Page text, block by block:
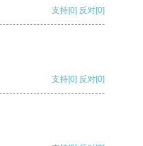
支持[0] 反对[0]
支持[0] 反对[0]